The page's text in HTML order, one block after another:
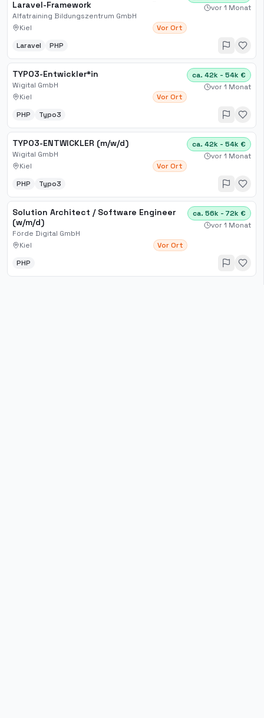
Laravel-Framework
Alfatraining Bildungszentrum GmbH
Kiel
Vor Ort
vor 1 Monat
Laravel PHP
TYPO3-Entwickler*in
Wigital GmbH
Kiel
Vor Ort
ca. 42k - 54k €
vor 1 Monat
PHP Typo3
TYPO3-ENTWICKLER (m/w/d)
Wigital GmbH
Kiel
Vor Ort
ca. 42k - 54k €
vor 1 Monat
PHP Typo3
Solution Architect / Software Engineer
(w/m/d)
Förde Digital GmbH
Kiel
Vor Ort
ca. 56k - 72k €
vor 1 Monat
PHP